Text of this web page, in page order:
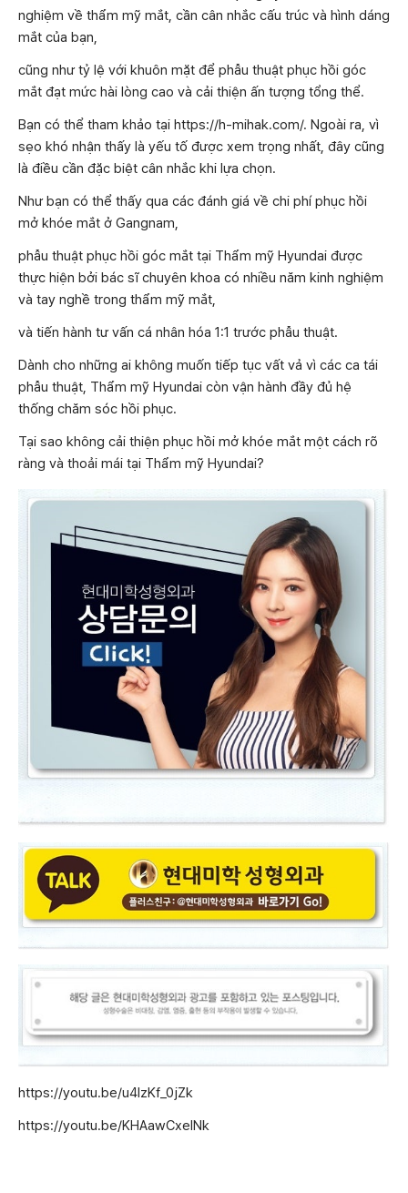
nghiệm về thẩm mỹ mắt, cần cân nhắc cấu trúc và hình dáng
mắt của bạn,
cũng như tỷ lệ với khuôn mặt để phẫu thuật phục hồi góc
mắt đạt mức hài lòng cao và cải thiện ấn tượng tổng thể.
Bạn có thể tham khảo tại https://h-mihak.com/. Ngoài ra, vì
sẹo khó nhận thấy là yếu tố được xem trọng nhất, đây cũng
là điều cần đặc biệt cân nhắc khi lựa chọn.
Như bạn có thể thấy qua các đánh giá về chi phí phục hồi
mở khóe mắt ở Gangnam,
phẫu thuật phục hồi góc mắt tại Thẩm mỹ Hyundai được
thực hiện bởi bác sĩ chuyên khoa có nhiều năm kinh nghiệm
và tay nghề trong thẩm mỹ mắt,
và tiến hành tư vấn cá nhân hóa 1:1 trước phẫu thuật.
Dành cho những ai không muốn tiếp tục vất vả vì các ca tái
phẫu thuật, Thẩm mỹ Hyundai còn vận hành đầy đủ hệ
thống chăm sóc hồi phục.
Tại sao không cải thiện phục hồi mở khóe mắt một cách rõ
ràng và thoải mái tại Thẩm mỹ Hyundai?
https://youtu.be/u4IzKf_0jZk
https://youtu.be/KHAawCxelNk